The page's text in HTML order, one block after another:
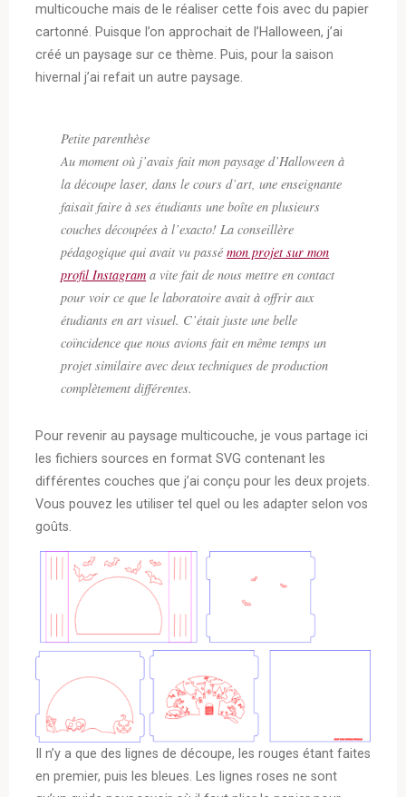
multicouche mais de le réaliser cette fois avec du papier
cartonné. Puisque l’on approchait de l’Halloween, j’ai
créé un paysage sur ce thème. Puis, pour la saison
hivernal j’ai refait un autre paysage.
Petite parenthèse
Au moment où j’avais fait mon paysage d’Halloween à
la découpe laser, dans le cours d’art, une enseignante
faisait faire à ses étudiants une boîte en plusieurs
couches découpées à l’exacto! La conseillère
pédagogique qui avait vu passé mon projet sur mon
profil Instagram a vite fait de nous mettre en contact
pour voir ce que le laboratoire avait à offrir aux
étudiants en art visuel. C’était juste une belle
coïncidence que nous avions fait en même temps un
projet similaire avec deux techniques de production
complètement différentes.
Pour revenir au paysage multicouche, je vous partage ici
les fichiers sources en format SVG contenant les
différentes couches que j’ai conçu pour les deux projets.
Vous pouvez les utiliser tel quel ou les adapter selon vos
goûts.
Il n’y a que des lignes de découpe, les rouges étant faites
en premier, puis les bleues. Les lignes roses ne sont